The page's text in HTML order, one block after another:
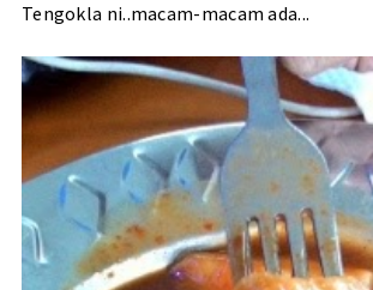
Tengokla ni..macam-macam ada...